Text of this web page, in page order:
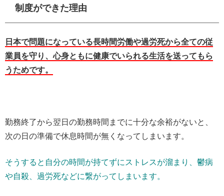
制度ができた理由
日本で問題になっている長時間労働や過労死から全ての従
業員を守り、心身ともに健康でいられる生活を送ってもら
うためです。
勤務終了から翌日の勤務時間までに十分な余裕がないと、
次の日の準備で休息時間が無くなってしまいます。
そうすると自分の時間が持てずにストレスが溜まり、鬱病
や自殺、過労死などに繋がってしまいます。